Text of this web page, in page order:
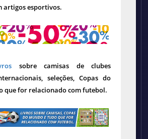
artigos esportivos.
sobre camisas de clubes
seleções, Copas do
que for relacionado com futebol.